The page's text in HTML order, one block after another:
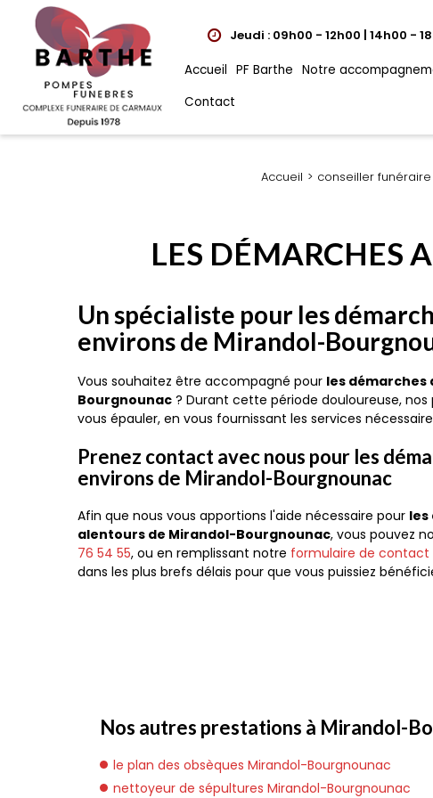
Jeudi : 09h00 - 12h00 | 14h00 -
Accueil PF Barthe Notre
Contact
Accueil conseiller funéraire
LES DÉMARCHES
Un spécialiste pour les
environs de Mirandol-
Vous souhaitez être accompagné pour les démarches
Bourgnounac ? Durant cette période douloureuse,
vous épauler, en vous fournissant les services
Prenez contact avec nous pour les
environs de Mirandol-Bourgnounac
Afin que nous vous apportions l'aide nécessaire pour les
alentours de Mirandol-Bourgnounac, vous pouvez
76 54 55, ou en remplissant notre formulaire de contact
dans les plus brefs délais pour que vous puissiez
Nos autres prestations à Mirandol-
le plan des obsèques Mirandol-Bourgnounac
nettoyeur de sépultures Mirandol-Bourgnounac